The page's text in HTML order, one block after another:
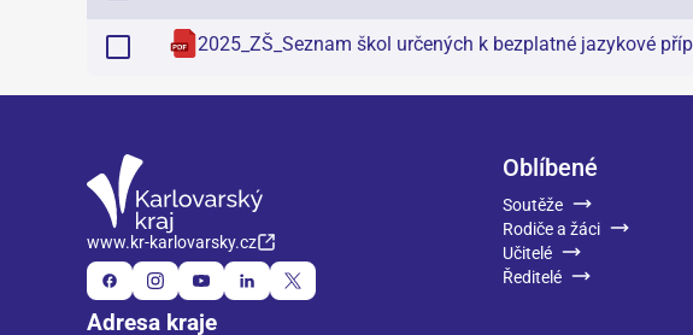
2025_ZŠ_Seznam škol určených k bezplatné jazykové
www.kr-karlovarsky.cz
Adresa kraje
Oblíbené
Soutěže
Rodiče a žáci
Učitelé
Ředitelé